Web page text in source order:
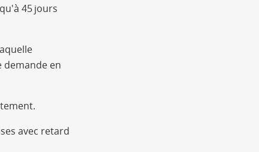
45 jours
demande en
avec retard